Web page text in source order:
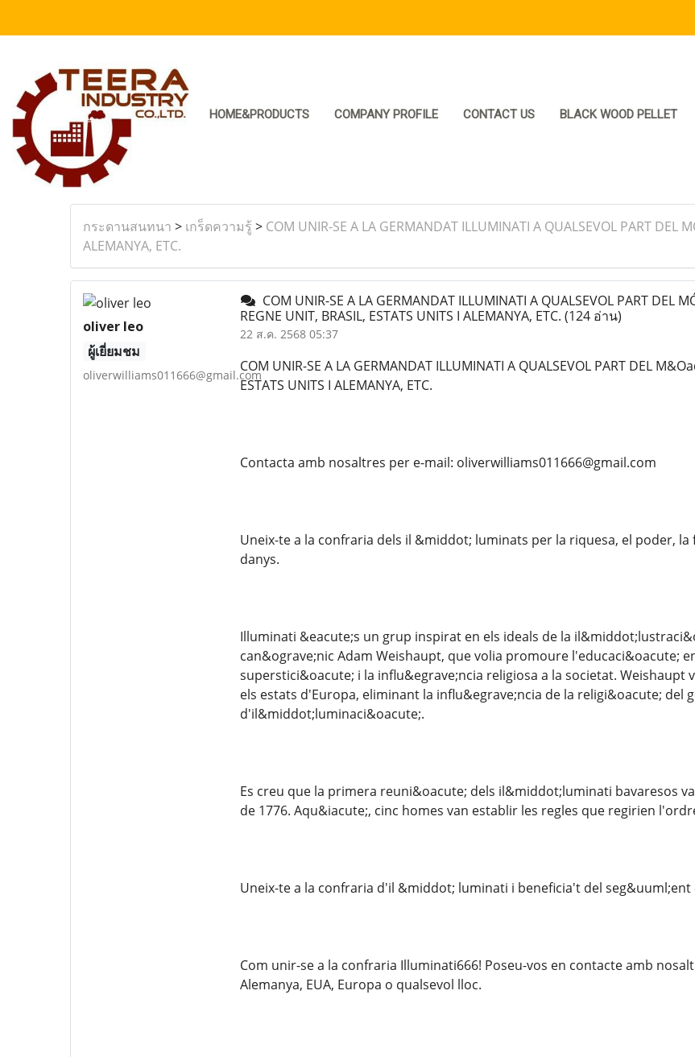
HOME&PRODUCTS COMPANY PROFILE CONTACT US BLACK WOOD PELLET
กระดานสนทนา > เกร็ดความรู้ > COM UNIR-SE A LA GERMANDAT ILLUMINATI A QUALSEVOL PART DEL
ALEMANYA, ETC.
oliver leo
ผู้เยี่ยมชม
oliverwilliams011666@gmail.com
COM UNIR-SE A LA GERMANDAT ILLUMINATI A QUALSEVOL PART DEL
REGNE UNIT, BRASIL, ESTATS UNITS I ALEMANYA, ETC. (124 อ่าน)
22 ส.ค. 2568 05:37
COM UNIR-SE A LA GERMANDAT ILLUMINATI A QUALSEVOL PART DEL
ESTATS UNITS I ALEMANYA, ETC.
Contacta amb nosaltres per e-mail: oliverwilliams011666@gmail.com
Uneix-te a la confraria dels il &middot; luminats per la riquesa, el poder,
danys.
Illuminati &eacute;s un grup inspirat en els ideals de la
can&ograve;nic Adam Weishaupt, que volia promoure l'educaci&oacute;
superstici&oacute; i la influ&egrave;ncia religiosa a la societat. Weishaupt
els estats d'Europa, eliminant la influ&egrave;ncia de la religi&oacute; del
d'il&middot;luminaci&oacute;.
Es creu que la primera reuni&oacute; dels il&middot;luminati bavaresos
de 1776. Aqu&iacute;, cinc homes van establir les regles que regirien
Uneix-te a la confraria d'il &middot; luminati i beneficia't del seg&uuml;ent
Com unir-se a la confraria Illuminati666! Poseu-vos en contacte amb
Alemanya, EUA, Europa o qualsevol lloc.